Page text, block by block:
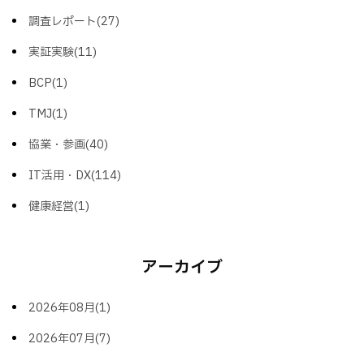
調査レポート(27)
実証実験(11)
BCP(1)
TMJ(1)
協業・参画(40)
IT活用・DX(114)
健康経営(1)
アーカイブ
2026年08月(1)
2026年07月(7)